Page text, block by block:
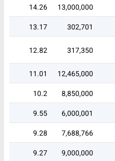
13,000,000
14.26
302,701
13.17
317,350
12.82
12,465,000
11.01
8,850,000
10.2
6,000,001
9.55
7,688,766
9.28
9,000,000
9.27